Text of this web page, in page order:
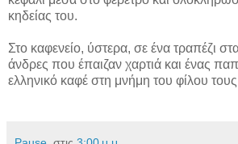
κηδείας του.
Στο καφενείο, ύστερα, σε ένα τραπέζι
άνδρες που έπαιζαν χαρτιά και ένας
ελληνικό καφέ στη μνήμη του φίλου